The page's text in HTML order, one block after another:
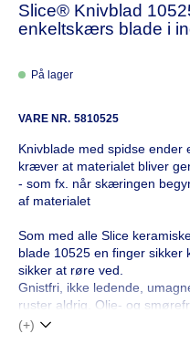
Slice® Knivblad
enkeltskærs blade i
På lager
VARE NR. 5810525
Knivblade med spidse ender
kræver at materialet bliver
- som fx. når skæringen
af materialet
Som med alle Slice
blade 10525 en finger
sikker at røre ved.
Gnistfri, ikke ledende,
ruster aldrig. Olie- og
(+)